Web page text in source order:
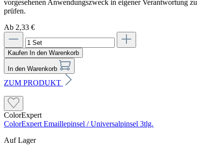
vorgesehenen Anwendungszweck in eigener Verantwortung zu
prüfen.
Ab 2,33 €
Kaufen In den Warenkorb
In den Warenkorb
ZUM PRODUKT
ColorExpert
ColorExpert Emaillepinsel / Universalpinsel 3tlg.
Auf Lager